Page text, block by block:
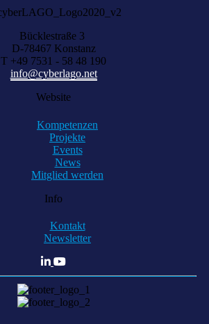
Bücklestraße 3
D-78467 Konstanz
T +49 7531 - 58 48 190
info@cyberlago.net
Website
Kompetenzen
Projekte
Events
News
Mitglied werden
Info
Kontakt
Newsletter